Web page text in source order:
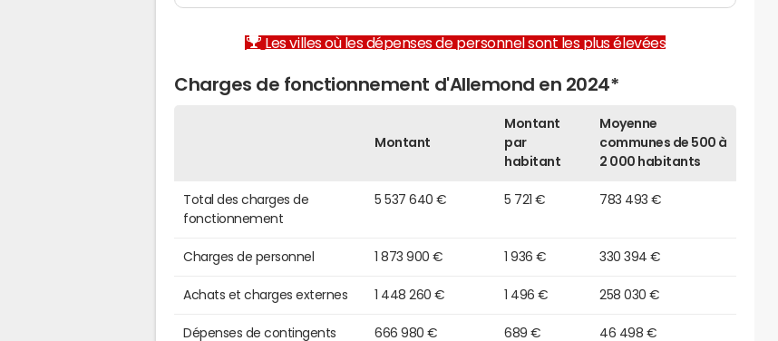
Les villes où les dépenses de personnel sont les plus élevées
Charges de fonctionnement d'Allemond en 2024*
Montant
Montant
par
habitant
Moyenne
communes de 500 à
2 000 habitants
Total des charges de
fonctionnement
5 537 640 € 5 721 € 783 493 €
Charges de personnel 1 873 900 € 1 936 € 330 394 €
Achats et charges externes 1 448 260 € 1 496 € 258 030 €
Dépenses de contingents 666 980 € 689 € 46 498 €